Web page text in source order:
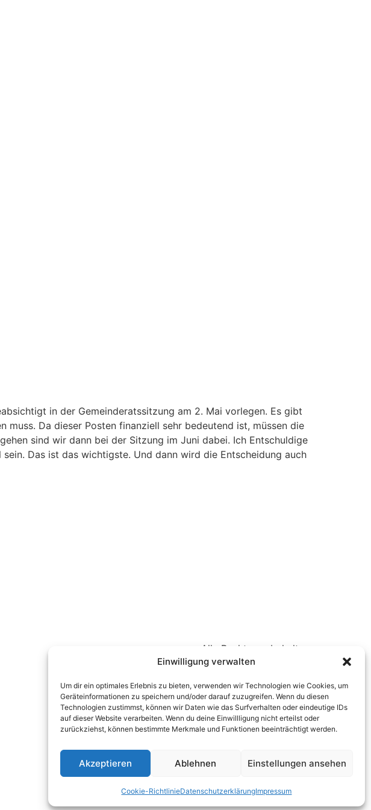
Einwilligung verwalten
Um dir ein optimales Erlebnis zu bieten, verwenden wir Technologien wie Cookies, um
Geräteinformationen zu speichern und/oder darauf zuzugreifen. Wenn du diesen
Technologien zustimmst, können wir Daten wie das Surfverhalten oder eindeutige IDs
auf dieser Website verarbeiten. Wenn du deine Einwillligung nicht erteilst oder
zurückziehst, können bestimmte Merkmale und Funktionen beeinträchtigt werden.
Akzeptieren Ablehnen Einstellungen ansehen
Cookie-RichtlinieDatenschutzerklärungImpressum
in der Gemeinderatssitzung am 2. Mai vorlegen. Es gibt
Da dieser Posten finanziell sehr bedeutend ist, müssen die
sind wir dann bei der Sitzung im Juni dabei. Ich Entschuldige
Das ist das wichtigste. Und dann wird die Entscheidung auch
Alle Rechte vorbehalten